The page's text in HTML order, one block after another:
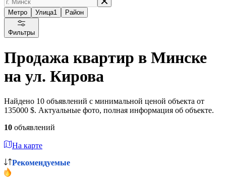
Метро Улица1 Район
Фильтры
Продажа квартир в Минске
на ул. Кирова
Найдено 10 объявлений с минимальной ценой объекта от
135000 $. Актуальные фото, полная информация об объекте.
10 объявлений
На карте
Рекомендуемые